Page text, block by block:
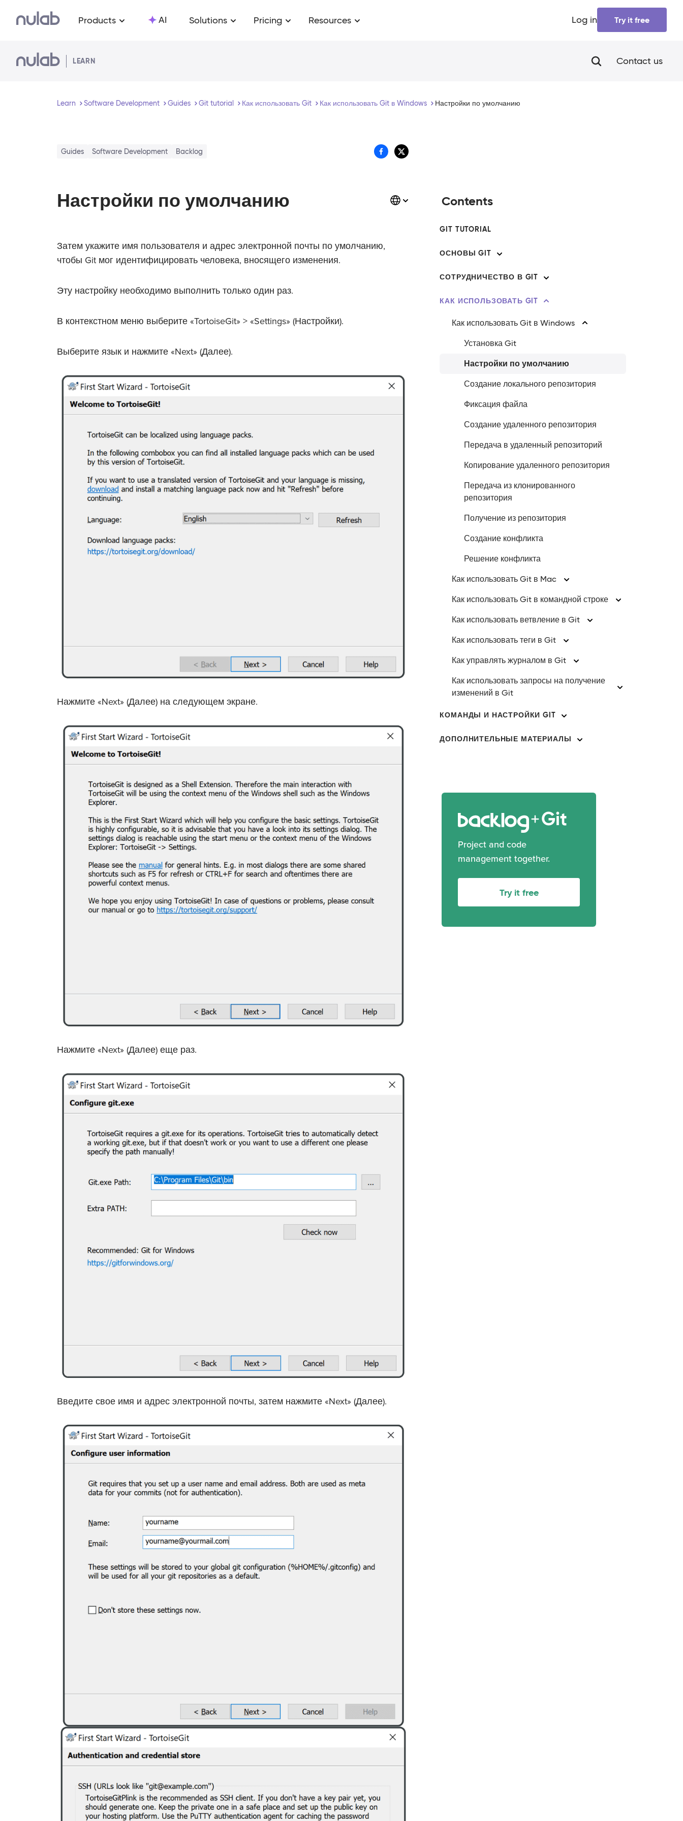
Products AI Solutions Pricing Resources Log in Try it free
LEARN Contact us
Learn Software Development Guides Git tutorial Как использовать Git Как использовать Git в Windows Настройки по умолчанию
Guides Software Development Backlog
Настройки по умолчанию
Затем укажите имя пользователя и адрес электронной почты по умолчанию,
чтобы Git мог идентифицировать человека, вносящего изменения.
Эту настройку необходимо выполнить только один раз.
В контекстном меню выберите «TortoiseGit» > «Settings» (Настройки).
Выберите язык и нажмите «Next» (Далее).
Нажмите «Next» (Далее) на следующем экране.
Нажмите «Next» (Далее) еще раз.
Введите свое имя и адрес электронной почты, затем нажмите «Next» (Далее).
Contents
GIT TUTORIAL
ОСНОВЫ GIT
СОТРУДНИЧЕСТВО В GIT
КАК ИСПОЛЬЗОВАТЬ GIT
Как использовать Git в Windows
Установка Git
Настройки по умолчанию
Создание локального репозитория
Фиксация файла
Создание удаленного репозитория
Передача в удаленный репозиторий
Копирование удаленного репозитория
Передача из клонированного
репозитория
Получение из репозитория
Создание конфликта
Решение конфликта
Как использовать Git в Mac
Как использовать Git в командной строке
Как использовать ветвление в Git
Как использовать теги в Git
Как управлять журналом в Git
Как использовать запросы на получение
изменений в Git
КОМАНДЫ И НАСТРОЙКИ GIT
ДОПОЛНИТЕЛЬНЫЕ МАТЕРИАЛЫ
Git
Project and code
management together.
Try it free